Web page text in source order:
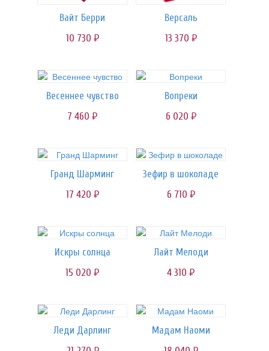
Вайт Берри
10 730 руб.
Версаль
13 370 руб.
Весеннее чувство
7 460 руб.
Вопреки
6 020 руб.
Гранд Шарминг
17 420 руб.
Зефир в шоколаде
6 710 руб.
Искры солнца
15 020 руб.
Лайт Мелоди
4 310 руб.
Леди Дарлинг
Мадам Наоми